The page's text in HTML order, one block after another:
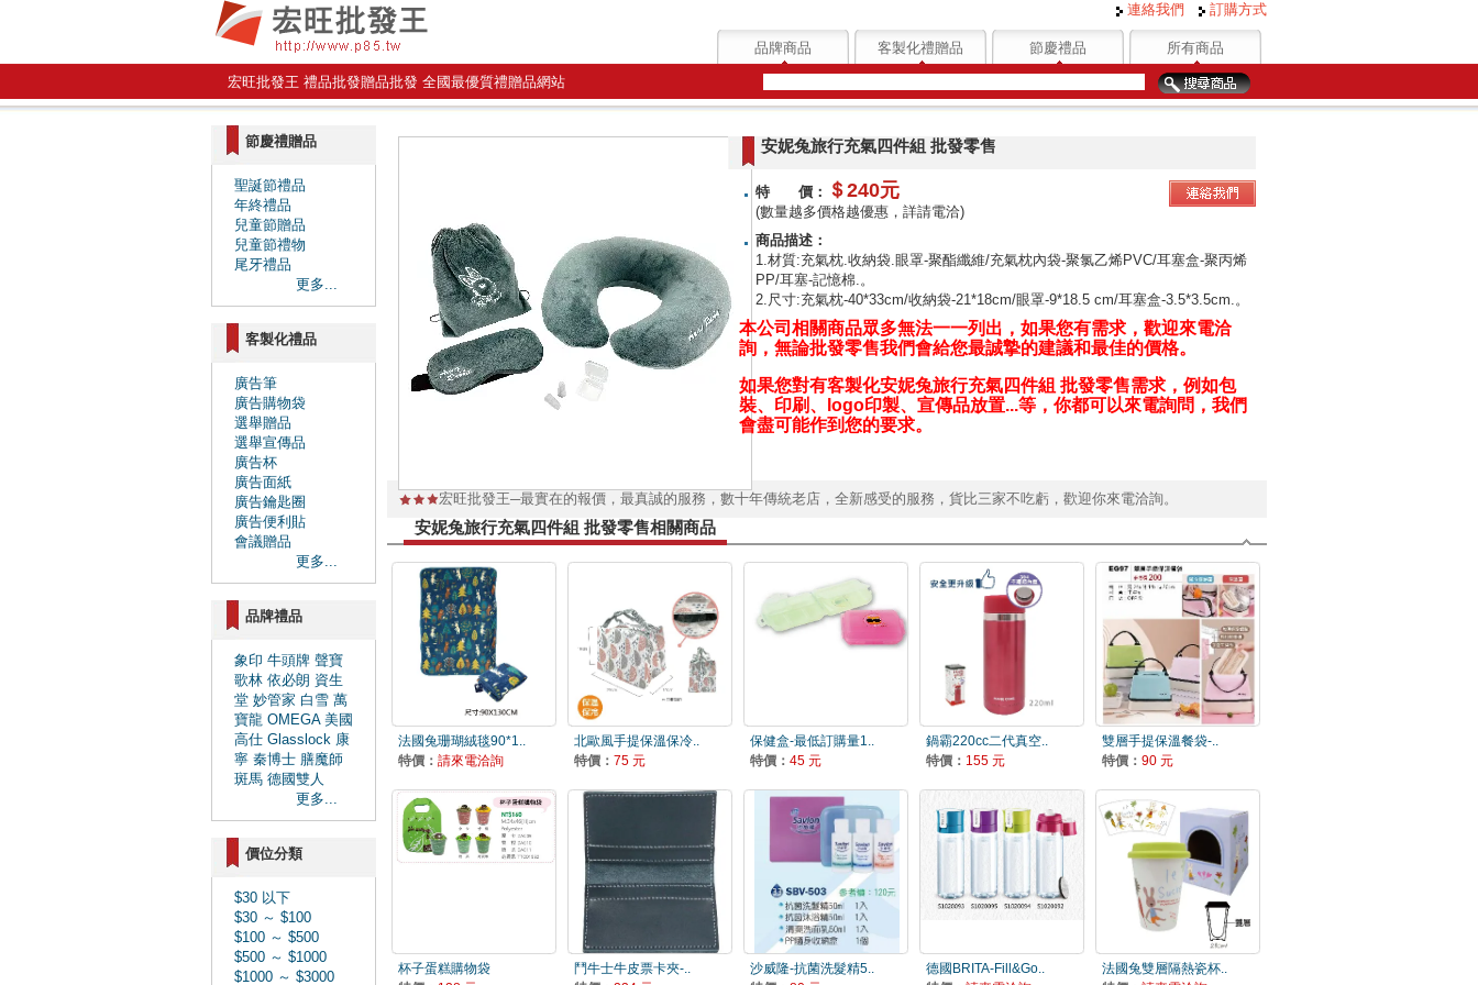
連絡我們 訂購方式
所有商品
節慶禮品
客製化禮贈品
品牌商品
宏旺批發王 禮品批發贈品批發 全國最優質禮贈品網站
節慶禮贈品
聖誕節禮品
年終禮品
兒童節贈品
兒童節禮物
尾牙禮品
更多...
客製化禮品
廣告筆
廣告購物袋
選舉贈品
選舉宣傳品
廣告杯
廣告面紙
廣告鑰匙圈
廣告便利貼
會議贈品
更多...
品牌禮品
象印 牛頭牌 聲寶
歌林 依必朗 資生
堂 妙管家 白雪 萬
寶龍 OMEGA 美國
高仕 Glasslock 康
寧 秦博士 膳魔師
斑馬 德國雙人
更多...
價位分類
$30 以下
$30 ～ $100
$100 ～ $500
$500 ～ $1000
$1000 ～ $3000
安妮兔旅行充氣四件組 批發零售
特 價： ＄240元
(數量越多價格越優惠，詳請電洽)
商品描述：
1.材質:充氣枕.收納袋.眼罩-聚酯纖維/充氣枕內袋-聚氯乙烯PVC/耳塞盒-聚丙烯
PP/耳塞-記憶棉.。
2.尺寸:充氣枕-40*33cm/收納袋-21*18cm/眼罩-9*18.5 cm/耳塞盒-3.5*3.5cm.。
本公司相關商品眾多無法一一列出，如果您有需求，歡迎來電洽
詢，無論批發零售我們會給您最誠摯的建議和最佳的價格。
如果您對有客製化安妮兔旅行充氣四件組 批發零售需求，例如包
裝、印刷、logo印製、宣傳品放置...等，你都可以來電詢問，我們
會盡可能作到您的要求。
宏旺批發王─最實在的報價，最真誠的服務，數十年傳統老店，全新感受的服務，貨比三家不吃虧，歡迎你來電洽詢。
安妮兔旅行充氣四件組 批發零售相關商品
法國兔珊瑚絨毯90*1..
特價： 請來電洽詢
北歐風手提保溫保冷..
特價： 75 元
保健盒-最低訂購量1..
特價： 45 元
鍋霸220cc二代真空..
特價： 155 元
雙層手提保溫餐袋-..
特價： 90 元
杯子蛋糕購物袋
鬥牛士牛皮票卡夾-..
沙威隆-抗菌洗髮精5..
德國BRITA-Fill&Go..
法國兔雙層隔熱瓷杯..